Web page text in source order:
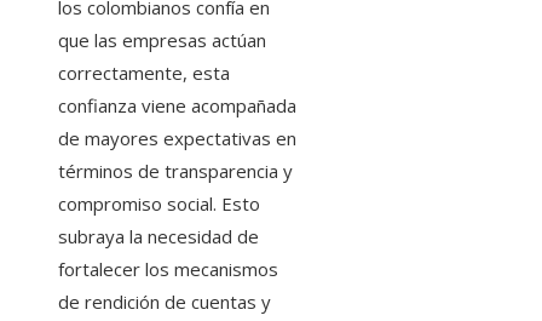
los colombianos confía en
que las empresas actúan
correctamente, esta
confianza viene acompañada
de mayores expectativas en
términos de transparencia y
compromiso social. Esto
subraya la necesidad de
fortalecer los mecanismos
de rendición de cuentas y